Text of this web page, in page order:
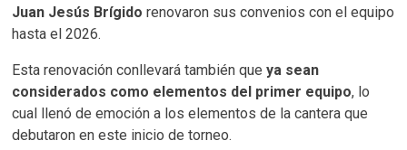
Juan Jesús Brígido renovaron sus convenios con el equipo
hasta el 2026.
Esta renovación conllevará también queya sean
considerados como elementos del primer equipo, lo
cual llenó de emoción a los elementos de la cantera que
debutaron en este inicio de torneo.